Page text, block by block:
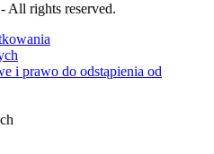
- All rights reserved.
i prawo do odstąpienia od